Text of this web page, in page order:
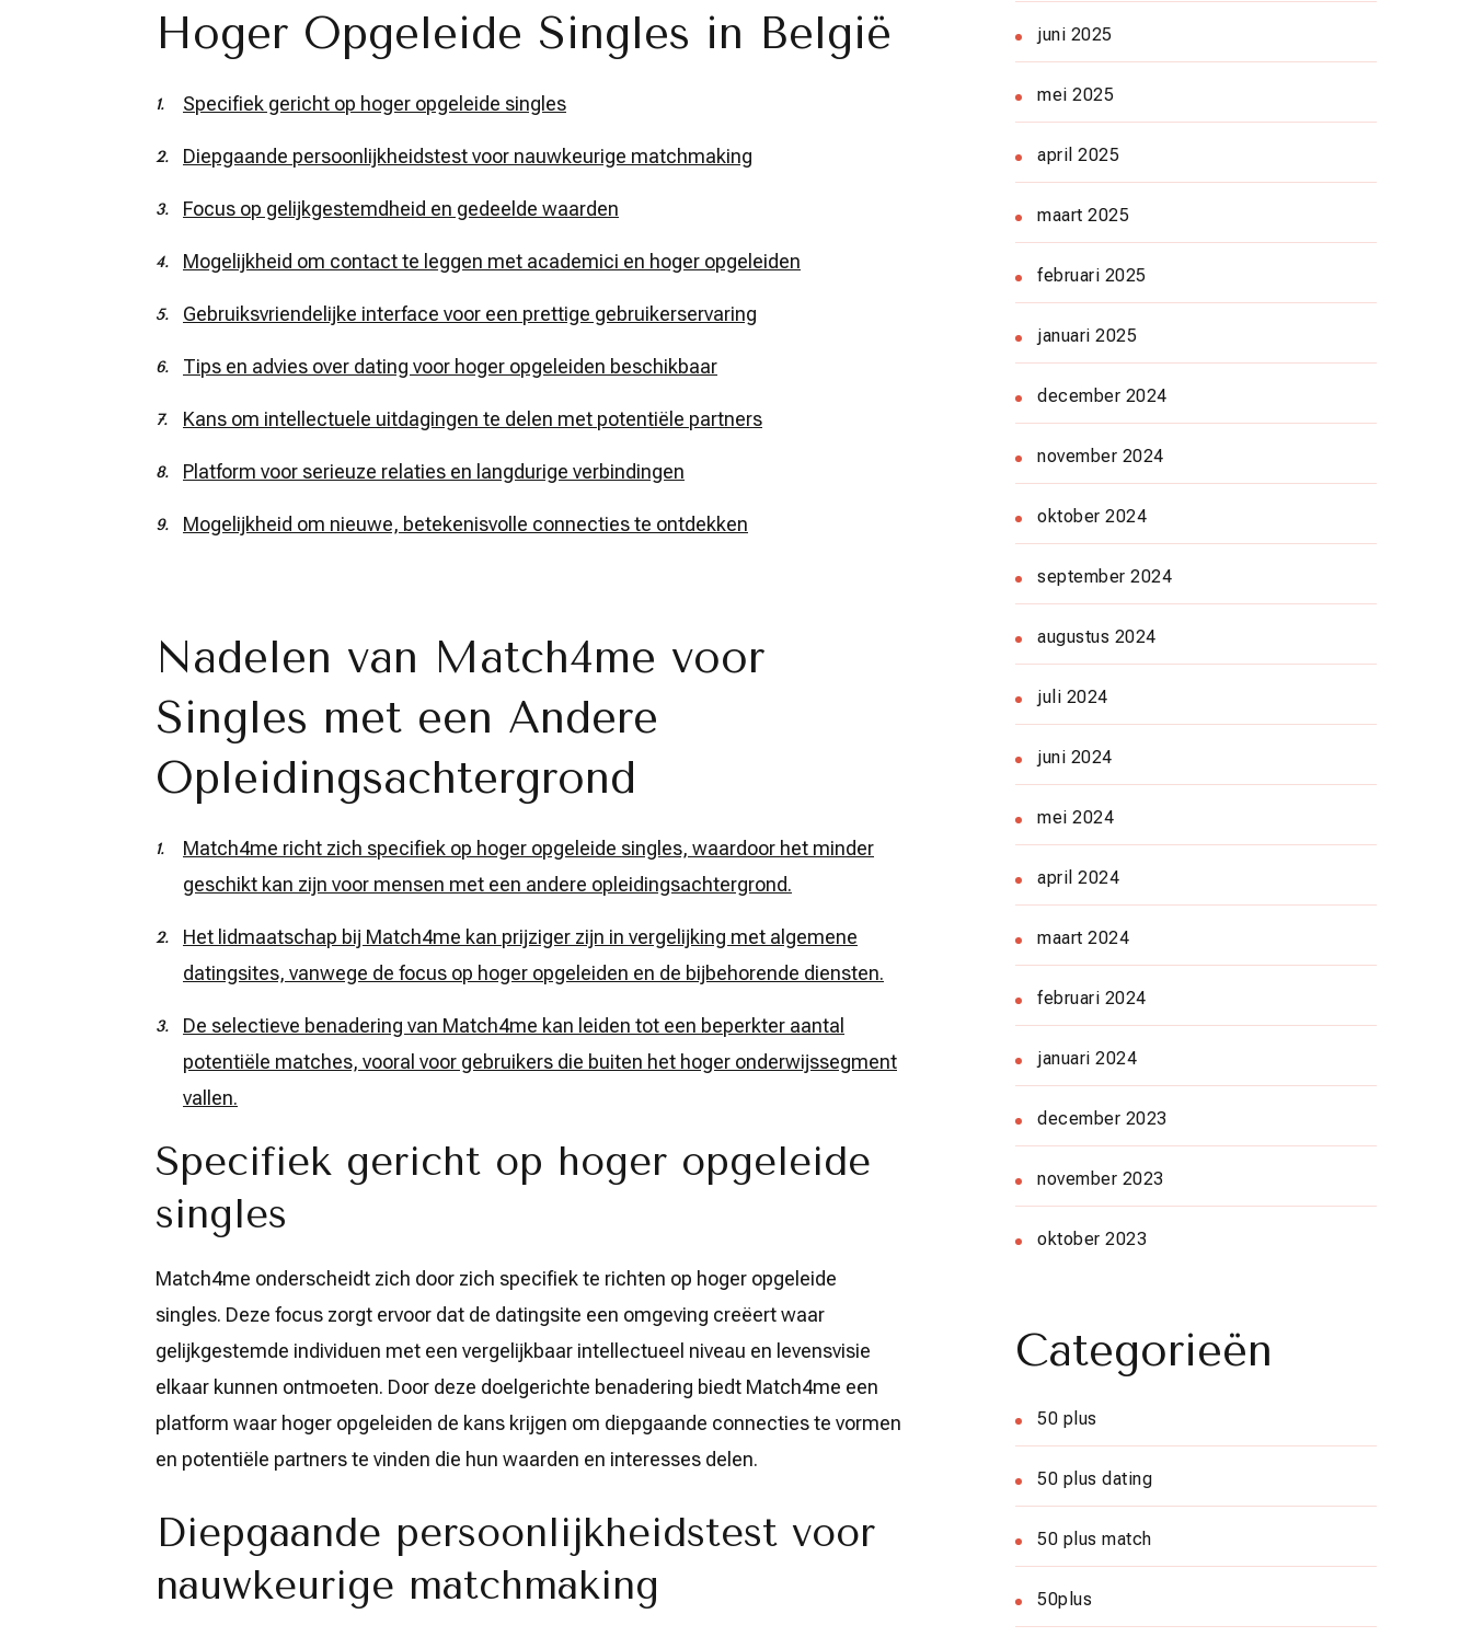
Hoger Opgeleide Singles in België
Specifiek gericht op hoger opgeleide singles
Diepgaande persoonlijkheidstest voor nauwkeurige matchmaking
Focus op gelijkgestemdheid en gedeelde waarden
Mogelijkheid om contact te leggen met academici en hoger opgeleiden
Gebruiksvriendelijke interface voor een prettige gebruikerservaring
Tips en advies over dating voor hoger opgeleiden beschikbaar
Kans om intellectuele uitdagingen te delen met potentiële partners
Platform voor serieuze relaties en langdurige verbindingen
Mogelijkheid om nieuwe, betekenisvolle connecties te ontdekken
Nadelen van Match4me voor
Singles met een Andere
Opleidingsachtergrond
Match4me richt zich specifiek op hoger opgeleide singles, waardoor het minder
geschikt kan zijn voor mensen met een andere opleidingsachtergrond.
Het lidmaatschap bij Match4me kan prijziger zijn in vergelijking met algemene
datingsites, vanwege de focus op hoger opgeleiden en de bijbehorende diensten.
De selectieve benadering van Match4me kan leiden tot een beperkter aantal
potentiële matches, vooral voor gebruikers die buiten het hoger onderwijssegment
vallen.
Specifiek gericht op hoger opgeleide
singles
Match4me onderscheidt zich door zich specifiek te richten op hoger opgeleide
singles. Deze focus zorgt ervoor dat de datingsite een omgeving creëert waar
gelijkgestemde individuen met een vergelijkbaar intellectueel niveau en levensvisie
elkaar kunnen ontmoeten. Door deze doelgerichte benadering biedt Match4me een
platform waar hoger opgeleiden de kans krijgen om diepgaande connecties te vormen
en potentiële partners te vinden die hun waarden en interesses delen.
Diepgaande persoonlijkheidstest voor
nauwkeurige matchmaking
juni 2025
mei 2025
april 2025
maart 2025
februari 2025
januari 2025
december 2024
november 2024
oktober 2024
september 2024
augustus 2024
juli 2024
juni 2024
mei 2024
april 2024
maart 2024
februari 2024
januari 2024
december 2023
november 2023
oktober 2023
Categorieën
50 plus
50 plus dating
50 plus match
50plus